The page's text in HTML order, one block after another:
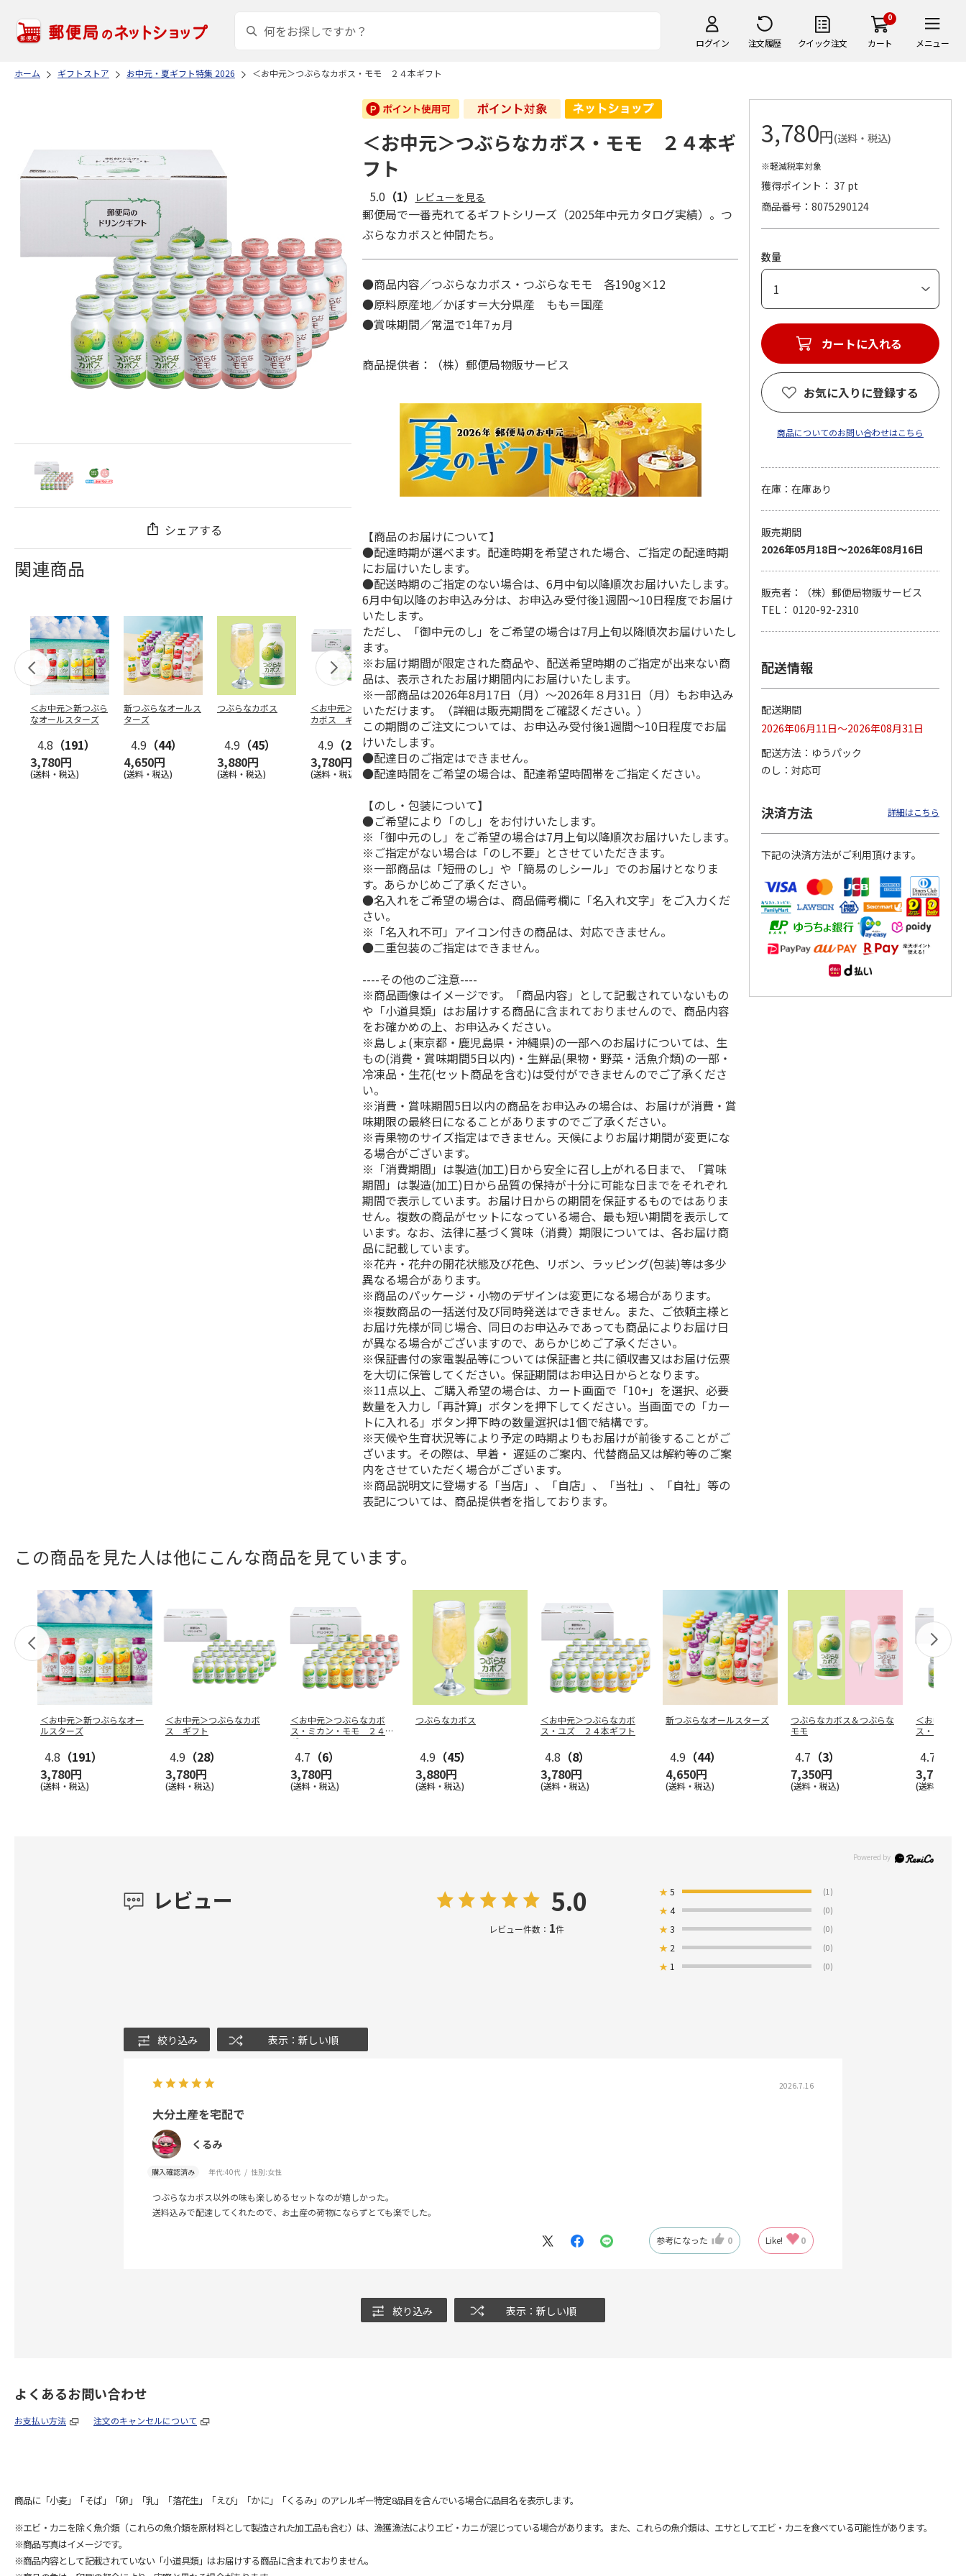
ログイン 注文履歴 クイック注文
0
カート メニュー
ホーム ギフトストア お中元・夏ギフト特集 2026 ＜お中元＞つぶらなカボス・モモ ２４本ギフト
シェアする
関連商品
＜お中元＞新つぶら
なオールスターズ
4.8 （191）
3,780円
(送料・税込)
新つぶらなオールス
ターズ
4.9 （44）
4,650円
(送料・税込)
つぶらなカボス
4.9 （45）
3,880円
(送料・税込)
＜お中元＞つぶらな
カボス ギフト
4.9 （28）
3,780円
(送料・税込)
つぶらなパイン
4.9（29）
3,880円
(送料・税込)
＜お中元＞夏のゴク
ゴク４種セット
3,870円
(送料・税込)
ももうめＡ
(送料・税込)
ＷＥＢ定期便つぶら
なバラエティコース
(送料・税込)
ももうめ・りんごう
4.4
（14）
3,460円
(送料・税込)
２箱
＜お中元＞つぶらなカボス・モモ ２４本ギ
フト
5.0 （1） レビューを見る
郵便局で一番売れてるギフトシリーズ（2025年中元カタログ実績）。つ
ぶらなカボスと仲間たち。
●商品内容／つぶらなカボス・つぶらなモモ 各190g×12
●原料原産地／かぼす＝大分県産 もも＝国産
●賞味期間／常温で1年7ヵ月
商品提供者：（株）郵便局物販サービス
【商品のお届けについて】
●配達時期が選べます。配達時期を希望された場合、ご指定の配達時期
にお届けいたします。
●配送時期のご指定のない場合は、6月中旬以降順次お届けいたします。
6月中旬以降のお申込み分は、お申込み受付後1週間～10日程度でお届け
いたします。
ただし、「御中元のし」をご希望の場合は7月上旬以降順次お届けいたし
ます。
※お届け期間が限定された商品や、配送希望時期のご指定が出来ない商
品は、表示されたお届け期間内にお届けいたします。
※一部商品は2026年8月17日（月）～2026年８月31日（月）もお申込み
いただけます。（詳細は販売期間をご確認ください。）
この期間のご注文については、お申込み受付後1週間～10日程度でお届
けいたします。
●配達日のご指定はできません。
●配達時間をご希望の場合は、配達希望時間帯をご指定ください。
【のし・包装について】
●ご希望により「のし」をお付けいたします。
※「御中元のし」をご希望の場合は7月上旬以降順次お届けいたします。
※ご指定がない場合は「のし不要」とさせていただきます。
※一部商品は「短冊のし」や「簡易のしシール」でのお届けとなりま
す。あらかじめご了承ください。
●名入れをご希望の場合は、商品備考欄に「名入れ文字」をご入力くだ
さい。
※「名入れ不可」アイコン付きの商品は、対応できません。
●二重包装のご指定はできません。
----その他のご注意----
※商品画像はイメージです。「商品内容」として記載されていないもの
や「小道具類」はお届けする商品に含まれておりませんので、商品内容
をお確かめの上、お申込みください。
※島しょ(東京都・鹿児島県・沖縄県)の一部へのお届けについては、生
もの(消費・賞味期間5日以内)・生鮮品(果物・野菜・活魚介類)の一部・
冷凍品・生花(セット商品を含む)は受付ができませんのでご了承くださ
い。
※消費・賞味期間5日以内の商品をお申込みの場合は、お届けが消費・賞
味期限の最終日になることがありますのでご了承ください。
※青果物のサイズ指定はできません。天候によりお届け期間が変更にな
る場合がございます。
※「消費期間」は製造(加工)日から安全に召し上がれる日まで、「賞味
期間」は製造(加工)日から品質の保持が十分に可能な日までをそれぞれ
期間で表示しています。お届け日からの期間を保証するものではありま
せん。複数の商品がセットになっている場合、最も短い期間を表示して
います。なお、法律に基づく賞味（消費）期限については、各お届け商
品に記載しています。
※花卉・花弁の開花状態及び花色、リボン、ラッピング(包装)等は多少
異なる場合があります。
※商品のパッケージ・小物のデザインは変更になる場合があります。
※複数商品の一括送付及び同時発送はできません。また、ご依頼主様と
お届け先様が同じ場合、同日のお申込みであっても商品によりお届け日
が異なる場合がございますので、あらかじめご了承ください。
※保証書付の家電製品等については保証書と共に領収書又はお届け伝票
を大切に保管してください。保証期間はお申込日からとなります。
※11点以上、ご購入希望の場合は、カート画面で「10+」を選択、必要
数量を入力し「再計算」ボタンを押下してください。当画面での「カー
トに入れる」ボタン押下時の数量選択は1個で結構です。
※天候や生育状況等により予定の時期よりもお届けが前後することがご
ざいます。その際は、早着・ 遅延のご案内、代替商品又は解約等のご案
内をさせていただく場合がございます。
※商品説明文に登場する「当店」、「自店」、「当社」、「自社」等の
表記については、商品提供者を指しております。
3,780円(送料・税込)
※軽減税率対象
獲得ポイント： 37 pt
商品番号
8075290124
数量
カートに入れる
お気に入りに登録する
商品についてのお問い合わせはこちら
在庫：在庫あり
販売期間
2026年05月18日～2026年08月16日
販売者：（株）郵便局物販サービス
TEL： 0120-92-2310
配送情報
配送期間
2026年06月11日～2026年08月31日
配送方法
ゆうパック
のし
対応可
決済方法 詳細はこちら
下記の決済方法がご利用頂けます。
この商品を見た人は他にこんな商品を見ています。
＜お中元＞新つぶらなオー
ルスターズ
4.8 （191）
3,780円
(送料・税込)
＜お中元＞つぶらなカボ
ス ギフト
4.9 （28）
3,780円
(送料・税込)
＜お中元＞つぶらなカボ
ス・ミカン・モモ ２４本
ギフト
4.7 （6）
3,780円
(送料・税込)
つぶらなカボス
4.9 （45）
3,880円
(送料・税込)
＜お中元＞つぶらなカボ
ス・ユズ ２４本ギフト
4.8 （8）
3,780円
(送料・税込)
新つぶらなオールスターズ
4.9 （44）
4,650円
(送料・税込)
つぶらなカボス＆つぶらな
モモ
4.7 （3）
7,350円
(送料・税込)
＜お中元＞
ス・ミカン
4.7
3,780円
(送料・税込)
レビュー 5.0
レビュー件数： 1件
★5 (1)
★4 (0)
★3 (0)
★ 2 (0)
★ 1 (0)
絞り込み 表示：新しい順
2026.7.16
大分土産を宅配で
くるみ
購入確認済み 年代:40代 性別:女性
つぶらなカボス以外の味も楽しめるセットなのが嬉しかった。
送料込みで配達してくれたので、お土産の荷物にならずとても楽でした。
参考になった 0 Like! 0
絞り込み 表示：新しい順
よくあるお問い合わせ
お支払い方法 注文のキャンセルについて
商品に「小麦」「そば」「卵」「乳」「落花生」「えび」「かに」「くるみ」のアレルギー特定8品目を含んでいる場合に品目名を表示します。
※エビ・カニを除く魚介類（これらの魚介類を原材料として製造された加工品も含む）は、漁獲漁法によりエビ・カニが混じっている場合があります。また、これらの魚介類は、エサとしてエビ・カニを食べている可能性があります。
※商品写真はイメージです。
※商品内容として記載されていない「小道具類」はお届けする商品に含まれておりません。